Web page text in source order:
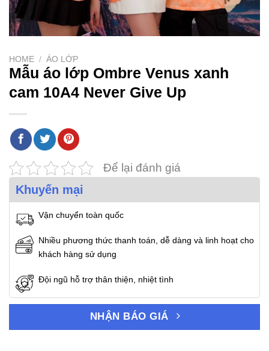
HOME / ÁO LỚP
Mẫu áo lớp Ombre Venus xanh
cam 10A4 Never Give Up
Để lại đánh giá
Khuyến mại
Vận chuyển toàn quốc
Nhiều phương thức thanh toán, dễ dàng và linh hoạt cho
khách hàng sử dụng
Đội ngũ hỗ trợ thân thiện, nhiệt tình
NHẬN BÁO GIÁ